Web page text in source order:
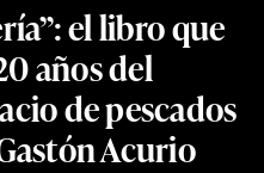
el libro que
años del
de pescados
Acurio